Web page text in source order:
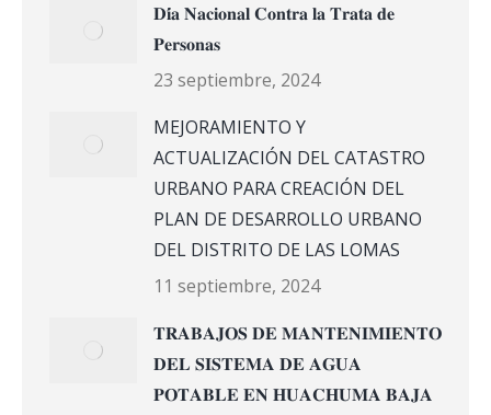
𝐃𝐢́𝐚 𝐍𝐚𝐜𝐢𝐨𝐧𝐚𝐥 𝐂𝐨𝐧𝐭𝐫𝐚 𝐥𝐚 𝐓𝐫𝐚𝐭𝐚 𝐝𝐞
𝐏𝐞𝐫𝐬𝐨𝐧𝐚𝐬
23 septiembre, 2024
MEJORAMIENTO Y
ACTUALIZACIÓN DEL CATASTRO
URBANO PARA CREACIÓN DEL
PLAN DE DESARROLLO URBANO
DEL DISTRITO DE LAS LOMAS
11 septiembre, 2024
𝐓𝐑𝐀𝐁𝐀𝐉𝐎𝐒 𝐃𝐄 𝐌𝐀𝐍𝐓𝐄𝐍𝐈𝐌𝐈𝐄𝐍𝐓𝐎
𝐃𝐄𝐋 𝐒𝐈𝐒𝐓𝐄𝐌𝐀 𝐃𝐄 𝐀𝐆𝐔𝐀
𝐏𝐎𝐓𝐀𝐁𝐋𝐄 𝐄𝐍 𝐇𝐔𝐀𝐂𝐇𝐔𝐌𝐀 𝐁𝐀𝐉𝐀